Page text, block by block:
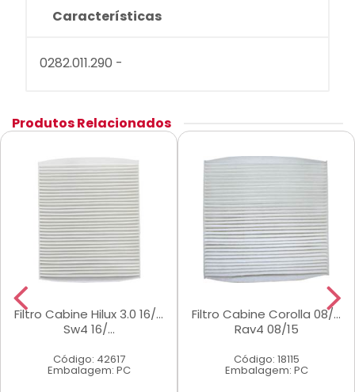
Características
0282.011.290 -
Produtos Relacionados
Filtro Cabine Hilux 3.0 16/...
Sw4 16/...
Código: 42617
Embalagem: PC
Filtro Cabine Corolla 08/...
Rav4 08/15
Código: 18115
Embalagem: PC